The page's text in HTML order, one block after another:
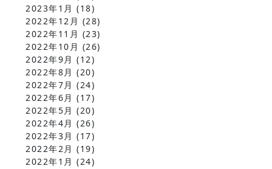
2023年1月 (18)
2022年12月 (28)
2022年11月 (23)
2022年10月 (26)
2022年9月 (12)
2022年8月 (20)
2022年7月 (24)
2022年6月 (17)
2022年5月 (20)
2022年4月 (26)
2022年3月 (17)
2022年2月 (19)
2022年1月 (24)